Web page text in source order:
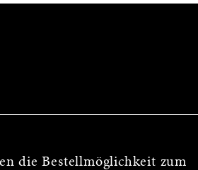
die Bestellmöglichkeit zum